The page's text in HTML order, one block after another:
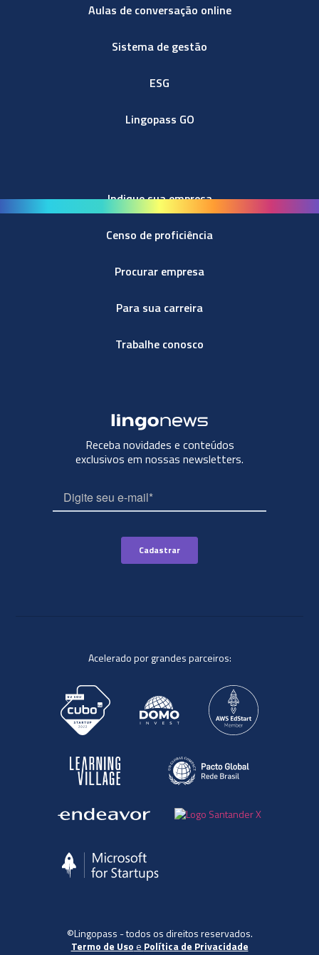
Aulas de conversação online
Sistema de gestão
ESG
Lingopass GO
Indique sua empresa
Censo de proficiência
Procurar empresa
Para sua carreira
Trabalhe conosco
Receba novidades e conteúdos
exclusivos em nossas newsletters.
Acelerado por grandes parceiros:
©Lingopass - todos os direitos reservados.
Termo de Uso e Política de Privacidade